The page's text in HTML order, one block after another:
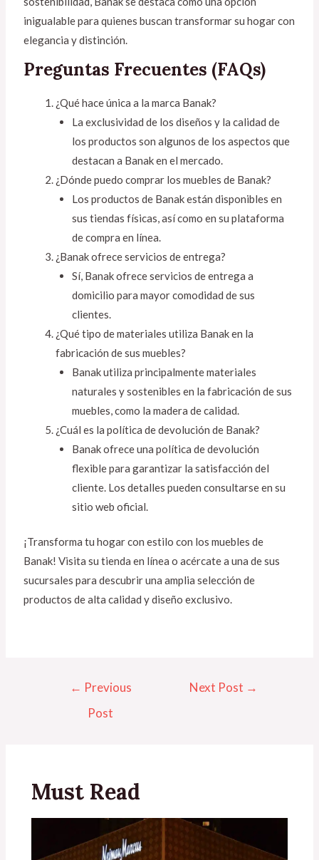
inigualable para quienes buscan transformar su hogar con
elegancia y distinción.
Preguntas Frecuentes (FAQs)
¿Qué hace única a la marca Banak?
La exclusividad de los diseños y la calidad de
los productos son algunos de los aspectos que
destacan a Banak en el mercado.
¿Dónde puedo comprar los muebles de Banak?
Los productos de Banak están disponibles en
sus tiendas físicas, así como en su plataforma
de compra en línea.
¿Banak ofrece servicios de entrega?
Sí, Banak ofrece servicios de entrega a
domicilio para mayor comodidad de sus
clientes.
¿Qué tipo de materiales utiliza Banak en la
fabricación de sus muebles?
Banak utiliza principalmente materiales
naturales y sostenibles en la fabricación de sus
muebles, como la madera de calidad.
¿Cuál es la política de devolución de Banak?
Banak ofrece una política de devolución
flexible para garantizar la satisfacción del
cliente. Los detalles pueden consultarse en su
sitio web oficial.
¡Transforma tu hogar con estilo con los muebles de
Banak! Visita su tienda en línea o acércate a una de sus
sucursales para descubrir una amplia selección de
productos de alta calidad y diseño exclusivo.
← Previous
Post
Next Post →
Must Read